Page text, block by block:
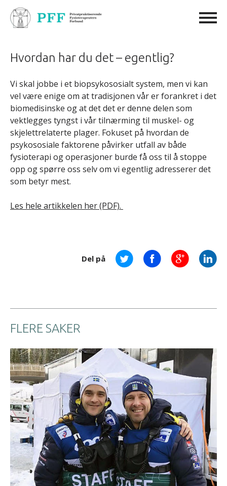
Hvordan har du det – egentlig?
Vi skal jobbe i et biopsykososialt system, men vi kan
vel være enige om at tradisjonen vår er forankret i det
biomedisinske og at det det er denne delen som
vektlegges tyngst i vår tilnærming til muskel- og
skjelettrelaterte plager. Fokuset på hvordan de
psykososiale faktorene påvirker utfall av både
fysioterapi og operasjoner burde få oss til å stoppe
opp og spørre oss selv om vi egentlig adresserer det
som betyr mest.
Les hele artikkelen her (PDF).
Del på
FLERE SAKER